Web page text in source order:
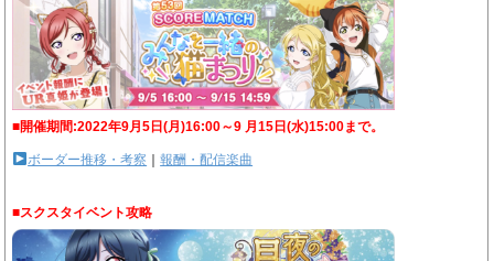
■開催期間:2022年9月5日(月)16:00～9 月15日(水)15:00まで。
ボーダー推移・考察 ｜報酬・配信楽曲
■スクスタイベント攻略